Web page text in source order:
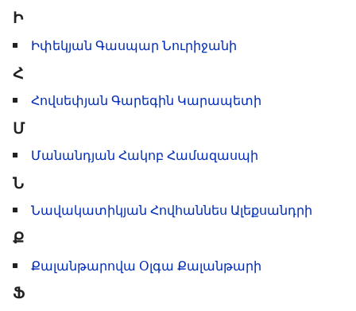
Ի
Իփեկյան Գասպար Նուրիջանի
Հ
Հովսեփյան Գարեգին Կարապետի
Մ
Մանանդյան Հակոբ Համազասպի
Ն
Նավակատիկյան Հովհաննես Ալեքսանդրի
Ք
Քալանթարովա Օլգա Քալանթարի
Ֆ